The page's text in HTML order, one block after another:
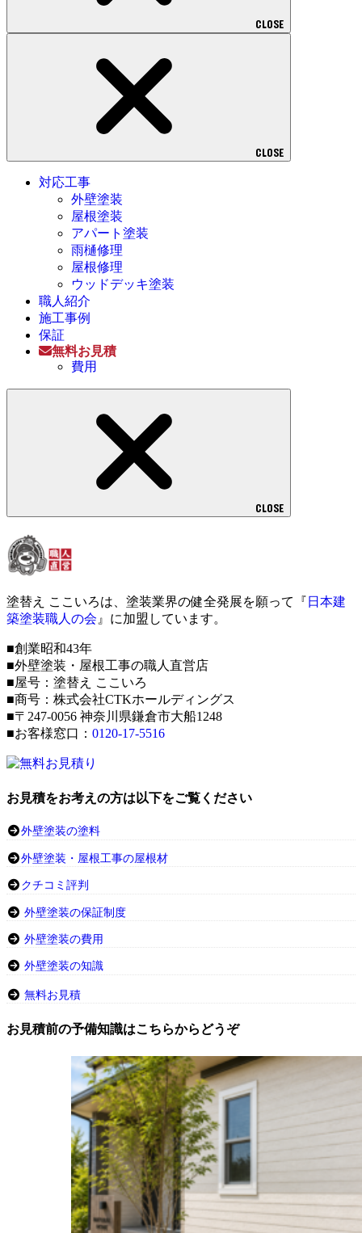
CLOSE
CLOSE
対応工事
外壁塗装
屋根塗装
アパート塗装
雨樋修理
屋根修理
ウッドデッキ塗装
職人紹介
施工事例
保証
無料お見積
費用
CLOSE
塗替え ここいろは、塗装業界の健全発展を願って『 日本建
築塗装職人の会 』に加盟しています。
■創業昭和43年
■外壁塗装・屋根工事の職人直営店
■屋号：塗替え ここいろ
■商号：株式会社CTKホールディングス
■〒247-0056 神奈川県鎌倉市大船1248
■お客様窓口： 0120-17-5516
お見積をお考えの方は以下をご覧ください
外壁塗装の塗料
外壁塗装・屋根工事の屋根材
クチコミ評判
外壁塗装の保証制度
外壁塗装の費用
外壁塗装の知識
無料お見積
お見積前の予備知識はこちらからどうぞ